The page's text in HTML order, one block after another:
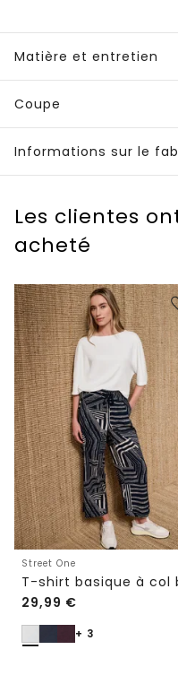
Matière et entretien
Coupe
Informations sur le
Les clientes
acheté
Street One
29,99 €
+ 3